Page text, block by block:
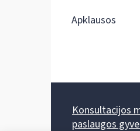
Apklausos
Konsultacijos
paslaugos